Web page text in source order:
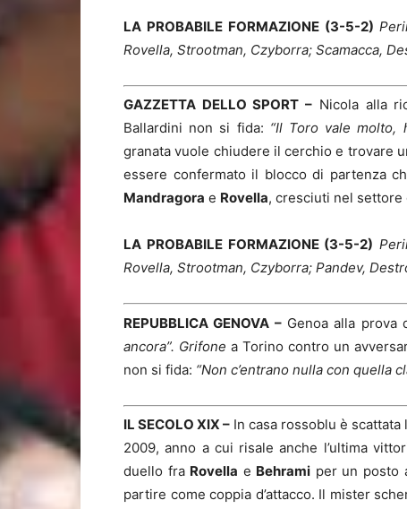
LA PROBABILE FORMAZIONE (3-5-2)
Rovella, Strootman, Czyborra; Scamacca,
GAZZETTA DELLO SPORT – Nicola alla
Ballardini non si fida: “Il Toro vale molto,
granata vuole chiudere il cerchio e trovare
essere confermato il blocco di partenza
Mandragora e Rovella, cresciuti nel settore
LA PROBABILE FORMAZIONE (3-5-2)
Rovella, Strootman, Czyborra; Pandev,
REPUBBLICA GENOVA –Genoa alla prova
ancora”. Grifone a Torino contro un
non si fida: “Non c’entrano nulla con quella
IL SECOLO XIX – In casa rossoblu è
2009, anno a cui risale anche l’ultima
duello fra Rovella e Behrami per un posto
partire come coppia d’attacco. Il mister